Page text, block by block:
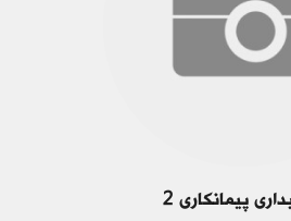
پیمانکاری 2